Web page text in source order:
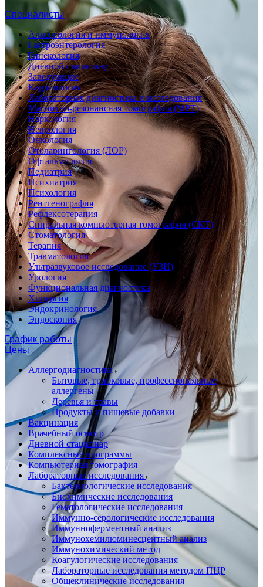
Специалисты
Аллергология и иммунология
Гастроэнтерология
Гинекология
Дневной стационар
Заведующие
Кардиология
Лабораторная диагностика и исследования
Магнитно-резонансная томография (МРТ)
Наркология
Неврология
Онкология
Отоларингология (ЛОР)
Офтальмология
Педиатрия
Психиатрия
Психология
Рентгенография
Рефлексотерапия
Спиральная компьютерная томография (СКТ)
Стоматология
Терапия
Травматология
Ультразвуковое исследование (УЗИ)
Урология
Функциональная диагностика
Хирургия
Эндокринология
Эндоскопия
График работы
Цены
Аллергодиагностика
Бытовые, грибковые, профессиональные
аллергены
Деревья и травы
Продукты и пищевые добавки
Вакцинация
Врачебный осмотр
Дневной стационар
Комплексные программы
Компьютерная томография
Лабораторные исследования
Бактериологические исследования
Биохимические исследования
Гематологические исследования
Иммунно-серологические исследования
Иммунноферментный анализ
Иммунохемилюминесцентный анализ
Иммунохимический метод
Коагулогические исследования
Лабораторные исследования методом ПЦР
Общеклинические исследования